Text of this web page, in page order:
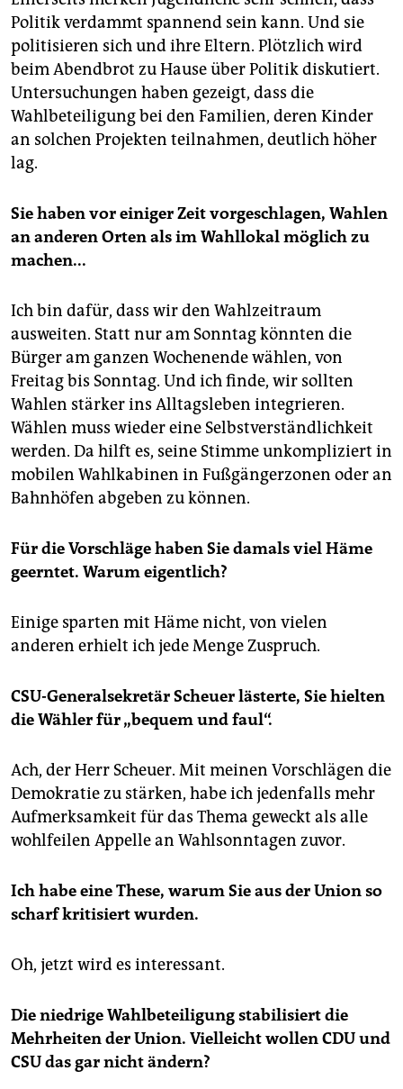
Politik verdammt spannend sein kann. Und sie
politisieren sich und ihre Eltern. Plötzlich wird
beim Abendbrot zu Hause über Politik diskutiert.
Untersuchungen haben gezeigt, dass die
Wahlbeteiligung bei den Familien, deren Kinder
an solchen Projekten teilnahmen, deutlich höher
lag.
Sie haben vor einiger Zeit vorgeschlagen, Wahlen
an anderen Orten als im Wahllokal möglich zu
machen...
Ich bin dafür, dass wir den Wahlzeitraum
ausweiten. Statt nur am Sonntag könnten die
Bürger am ganzen Wochenende wählen, von
Freitag bis Sonntag. Und ich finde, wir sollten
Wahlen stärker ins Alltagsleben integrieren.
Wählen muss wieder eine Selbstverständlichkeit
werden. Da hilft es, seine Stimme unkompliziert in
mobilen Wahlkabinen in Fußgängerzonen oder an
Bahnhöfen abgeben zu können.
Für die Vorschläge haben Sie damals viel Häme
geerntet. Warum eigentlich?
Einige sparten mit Häme nicht, von vielen
anderen erhielt ich jede Menge Zuspruch.
CSU-Generalsekretär Scheuer lästerte, Sie hielten
die Wähler für „bequem und faul“.
Ach, der Herr Scheuer. Mit meinen Vorschlägen die
Demokratie zu stärken, habe ich jedenfalls mehr
Aufmerksamkeit für das Thema geweckt als alle
wohlfeilen Appelle an Wahlsonntagen zuvor.
Ich habe eine These, warum Sie aus der Union so
scharf kritisiert wurden.
Oh, jetzt wird es interessant.
Die niedrige Wahlbeteiligung stabilisiert die
Mehrheiten der Union. Vielleicht wollen CDU und
CSU das gar nicht ändern?